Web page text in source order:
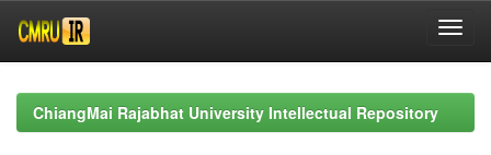
navigationChiangMai Rajabhat University Intellectual Repository